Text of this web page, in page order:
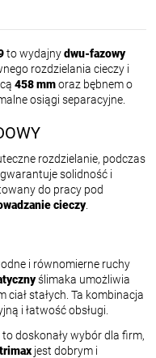
to wydajnydwu-fazowy
rozdzielania cieczy i
458 mmoraz bębnem o
osiągi separacyjne.
rozdzielanie, podczas
solidność i
do pracy pod
cieczy.
i równomierne ruchy
ślimaka umożliwia
stałych. Ta kombinacja
i łatwość obsługi.
doskonały wybór dla firm,
jest dobrym i